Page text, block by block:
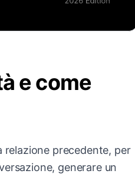
e come
relazione precedente, per
generare un